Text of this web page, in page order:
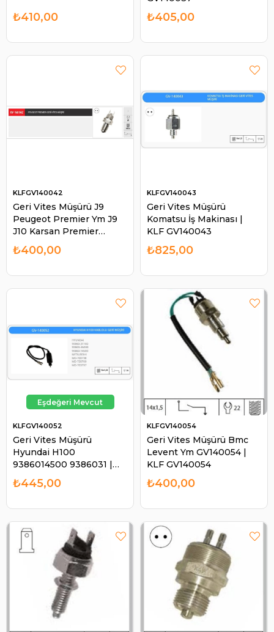
₺410,00 ₺405,00
Geri Vites Müşürü J9
Peugeot Premier Ym J9
J10 Karsan Premier
Peugeot Premier
GV140042 | KLF
KLFGV140042
₺400,00
Geri Vites Müşürü
Komatsu İş Makinası |
KLF GV140043
KLFGV140043
₺825,00
Geri Vites Müşürü
Hyundai H100
9386014500 9386031 |
KLF GV140052
KLFGV140052
₺445,00
Geri Vites Müşürü Bmc
Levent Ym GV140054 |
KLF GV140054
KLFGV140054
₺400,00